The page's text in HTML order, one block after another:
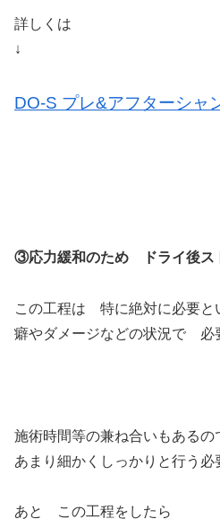
詳しくは
↓
DO-S プレ&アフターシャ
③応力緩和のため ドライ後ス
この工程は 特に絶対に必要と
癖やダメージなどの状況で 必
施術時間等の兼ね合いもある
あまり細かくしっかりと行う必
あと この工程をしたら